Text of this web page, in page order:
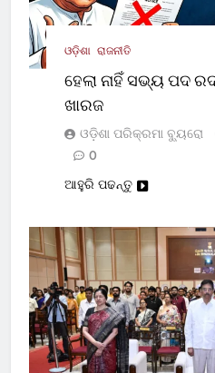
ଓଡ଼ିଶା ରାଜନୀତି
ହେଲା ନାହିଁ ସଭ୍ୟ ପଦ
ଖାରଜ
ଓଡ଼ିଶା ପରିକ୍ରମା ବ୍ୟୁରୋ
0
ଆହୁରି ପଢନ୍ତୁ